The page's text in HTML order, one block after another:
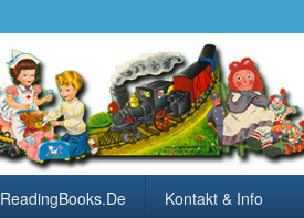
ReadingBooks.De Kontakt & Info